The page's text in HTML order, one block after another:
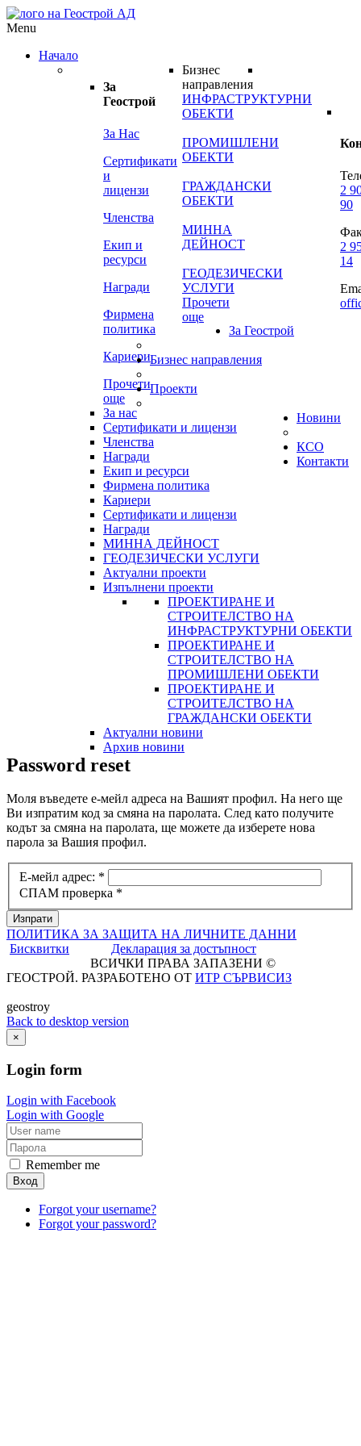
Menu
Начало
За
Геострой
За Нас
Сертификати
и
лицензи
Членства
Екип и
ресурси
Награди
Фирмена
политика
Кариери
Прочети
още
Бизнес
направления
ИНФРАСТРУКТУРНИ
ОБЕКТИ
ПРОМИШЛЕНИ
ОБЕКТИ
ГРАЖДАНСКИ
ОБЕКТИ
МИННА
ДЕЙНОСТ
ГЕОДЕЗИЧЕСКИ
УСЛУГИ
Прочети
още
2
90
2
14
За Геострой
За нас
Сертификати и лицензи
Членства
Награди
Екип и ресурси
Фирмена политика
Кариери
Сертификати и лицензи
Награди
Бизнес направления
МИННА ДЕЙНОСТ
ГЕОДЕЗИЧЕСКИ УСЛУГИ
Проекти
Актуални проекти
Изпълнени проекти
ПРОЕКТИРАНЕ И
СТРОИТЕЛСТВО НА
ИНФРАСТРУКТУРНИ ОБЕКТИ
ПРОЕКТИРАНЕ И
СТРОИТЕЛСТВО НА
ПРОМИШЛЕНИ ОБЕКТИ
ПРОЕКТИРАНЕ И
СТРОИТЕЛСТВО НА
ГРАЖДАНСКИ ОБЕКТИ
Новини
Актуални новини
Архив новини
КСО
Контакти
Password reset
Моля въведете е-мейл адреса на Вашият профил. На него ще
Ви изпратим код за смяна на паролата. След като получите
кодът за смяна на паролата, ще можете да изберете нова
парола за Вашия профил.
Е-мейл адрес: *
СПАМ проверка *
Изпрати
ПОЛИТИКА ЗА ЗАЩИТА НА ЛИЧНИТЕ ДАННИ
Бисквитки
Декларация за достъпност
ВСИЧКИ ПРАВА ЗАПАЗЕНИ ©
ГЕОСТРОЙ. РАЗРАБОТЕНО ОТ ИТР СЪРВИСИЗ
geostroy
Back to desktop version
×
Login form
Login with Facebook
Login with Google
Remember me
Вход
Forgot your username?
Forgot your password?